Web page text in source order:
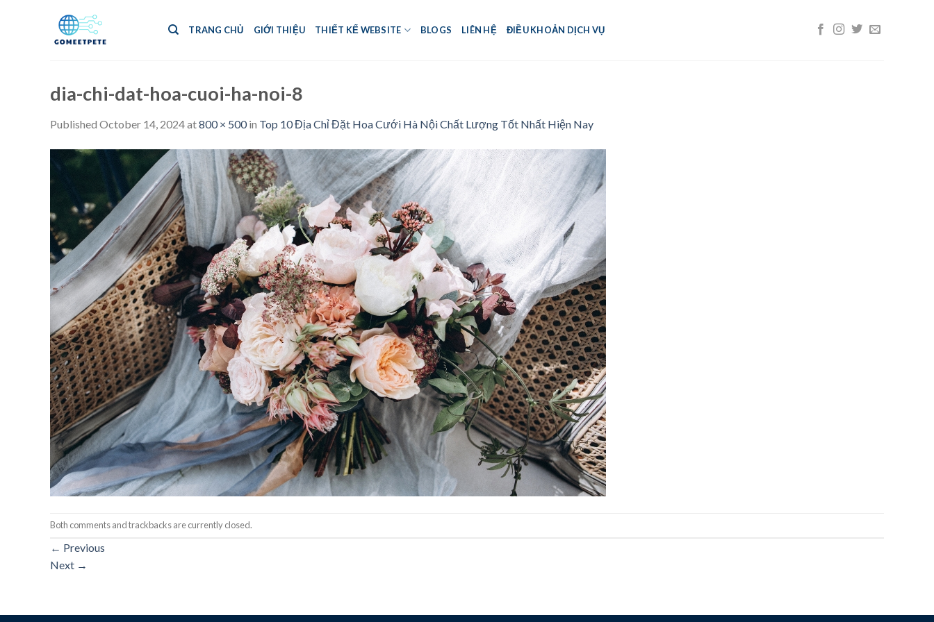
TRANG CHỦ GIỚI THIỆU THIẾT KẾ WEBSITE BLOGS LIÊN HỆ ĐIỀU KHOẢN DỊCH VỤ
dia-chi-dat-hoa-cuoi-ha-noi-8
Published October 14, 2024at800 × 500in Top 10 Địa Chỉ Đặt Hoa Cưới Hà Nội Chất Lượng Tốt Nhất Hiện Nay
Both comments and trackbacks are currently closed.
← Previous
Next →